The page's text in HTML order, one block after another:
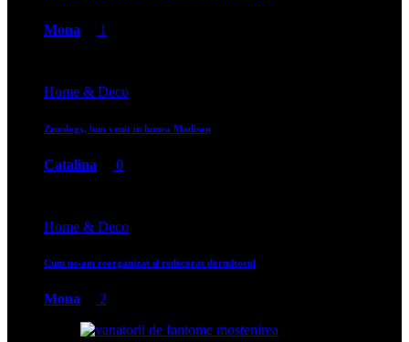
Mona 1
Home & Deco
Zenology, bun venit in lumea Madison
Catalina 0
Home & Deco
Cum ne-am reorganizat si redecorat dormitorul
Mona 2